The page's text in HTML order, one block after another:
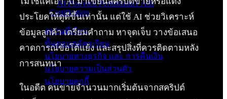
AI-Powered Performance Ads
Certification
สถานที่เรียน
ขั้นตอนสมัครเรียน
นโยบายทางธุรกิจ และ การคืนเงิน
นโยบายความเป็นส่วนตัว
นโยบายคุกกี้
ประโยคให้ดูดีขึ้นเท่านั้น แต่ใช้ AI ช่วยวิเคราะห์
ข้อมูลลูกค้า เตรียมคำถาม หาจุดเจ็บ วางข้อเสนอ
คาดการณ์ข้อโต้แย้ง และสรุปสิ่งที่ควรติดตามหลัง
การสนทนา
ในอดีต คนขายจำนวนมากเริ่มต้นจากสคริปต์